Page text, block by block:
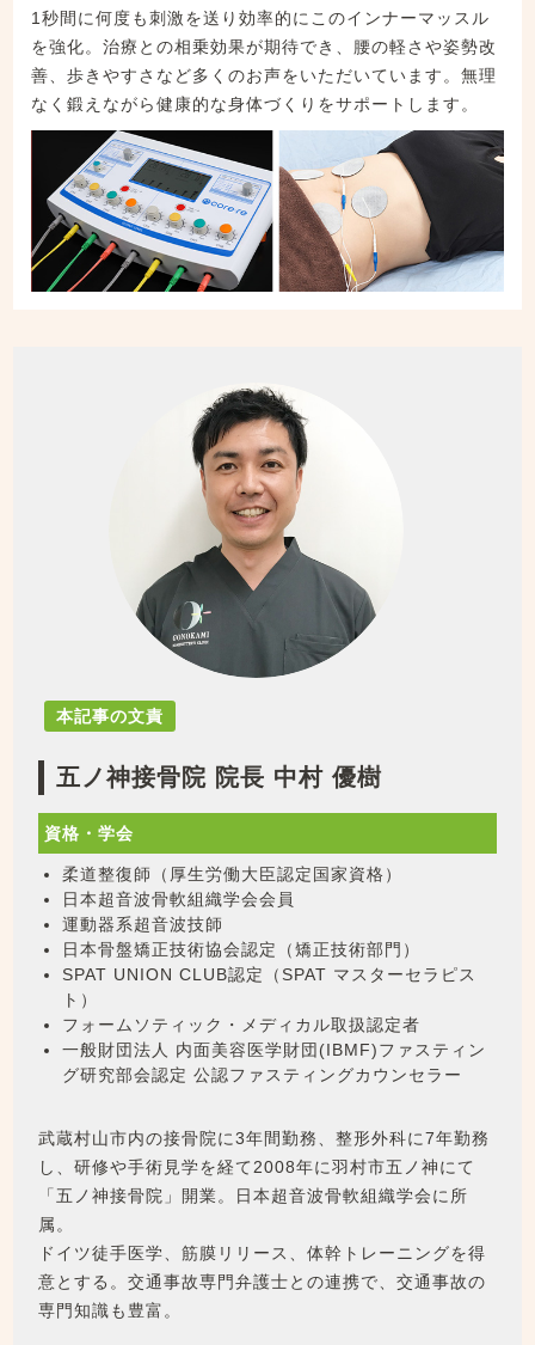
1秒間に何度も刺激を送り効率的にこのインナーマッスル
を強化。治療との相乗効果が期待でき、腰の軽さや姿勢改
善、歩きやすさなど多くのお声をいただいています。無理
なく鍛えながら健康的な身体づくりをサポートします。
本記事の文責
五ノ神接骨院 院長 中村 優樹
資格・学会
柔道整復師（厚生労働大臣認定国家資格）
日本超音波骨軟組織学会会員
運動器系超音波技師
日本骨盤矯正技術協会認定（矯正技術部門）
SPAT UNION CLUB認定（SPAT マスターセラピス
ト）
フォームソティック・メディカル取扱認定者
一般財団法人 内面美容医学財団(IBMF)ファスティン
グ研究部会認定 公認ファスティングカウンセラー
武蔵村山市内の接骨院に3年間勤務、整形外科に7年勤務
し、研修や手術見学を経て2008年に羽村市五ノ神にて
「五ノ神接骨院」開業。日本超音波骨軟組織学会に所
属。
ドイツ徒手医学、筋膜リリース、体幹トレーニングを得
意とする。交通事故専門弁護士との連携で、交通事故の
専門知識も豊富。